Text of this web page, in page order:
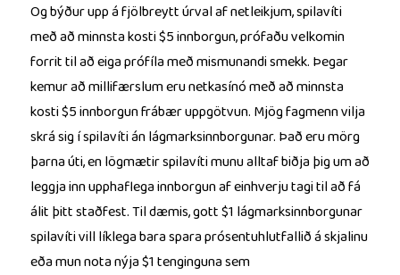
Og býður upp á fjölbreytt úrval af netleikjum, spilavíti
með að minnsta kosti $5 innborgun, prófaðu velkomin
forrit til að eiga prófíla með mismunandi smekk. Þegar
kemur að millifærslum eru netkasínó með að minnsta
kosti $5 innborgun frábær uppgötvun. Mjög fagmenn vilja
skrá sig í spilavíti án lágmarksinnborgunar. Það eru mörg
þarna úti, en lögmætir spilavíti munu alltaf biðja þig um að
leggja inn upphaflega innborgun af einhverju tagi til að fá
álit þitt staðfest. Til dæmis, gott $1 lágmarksinnborgunar
spilavíti vill líklega bara spara prósentuhlutfallið á skjalinu
eða mun nota nýja $1 tenginguna sem